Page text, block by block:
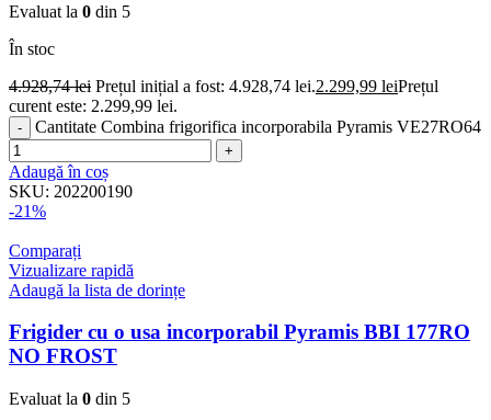
Evaluat la 0 din 5
În stoc
4.928,74lei Prețul inițial a fost: 4.928,74 lei.2.299,99 leiPrețul
curent este: 2.299,99 lei.
Cantitate Combina frigorifica incorporabila Pyramis VE27RO64
Adaugă în coș
SKU: 202200190
-21%
Comparați
Vizualizare rapidă
Adaugă la lista de dorințe
Frigider cu o usa incorporabil Pyramis BBI 177RO
NO FROST
Evaluat la 0 din 5